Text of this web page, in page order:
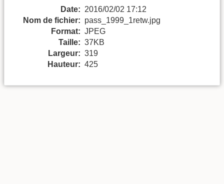
Date: 2016/02/02 17:12
Nom de fichier: pass_1999_1retw.jpg
Format: JPEG
Taille: 37KB
Largeur: 319
Hauteur: 425